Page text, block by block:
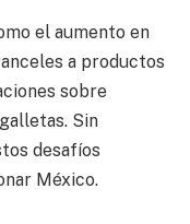
el aumento en
a productos
sobre
Sin
desafíos
México.